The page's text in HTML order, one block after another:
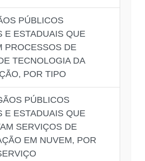
PÚBLICOS
E ESTADUAIS QUE
PROCESSOS DE
TECNOLOGIA DA
POR TIPO
PÚBLICOS
E ESTADUAIS QUE
SERVIÇOS DE
EM NUVEM, POR